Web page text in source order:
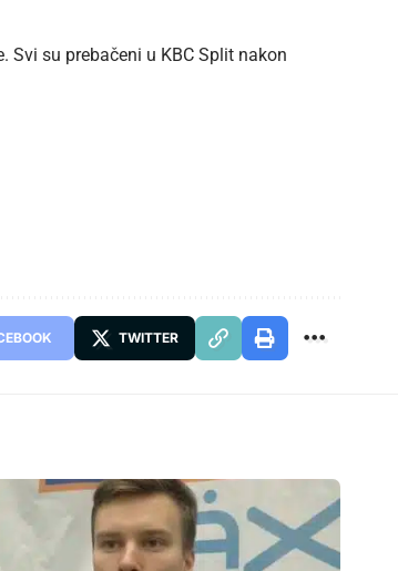
Svi su prebačeni u KBC Split nakon
TWITTER